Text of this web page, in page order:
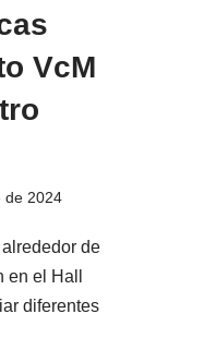
VcM
de 2024
de
el Hall
diferentes